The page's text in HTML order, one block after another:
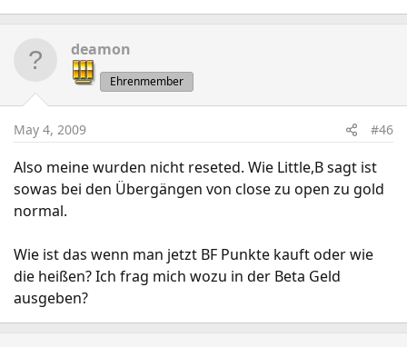
deamon
Ehrenmember
May 4, 2009 #46
Also meine wurden nicht reseted. Wie Little,B sagt ist
sowas bei den Übergängen von close zu open zu gold
normal.
Wie ist das wenn man jetzt BF Punkte kauft oder wie
die heißen? Ich frag mich wozu in der Beta Geld
ausgeben?